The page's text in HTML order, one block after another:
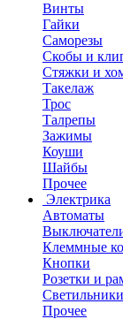
Винты
Гайки
Саморезы
Скобы и
Стяжки и
Такелаж
Трос
Талрепы
Зажимы
Коуши
Шайбы
Прочее
Электрика
Автоматы
Клеммные
Кнопки
Розетки и
Светильники
Прочее